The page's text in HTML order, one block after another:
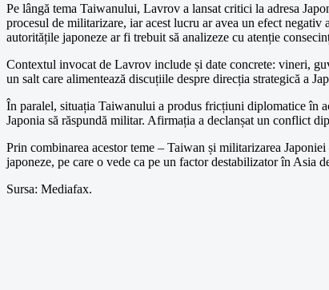
Pe lângă tema Taiwanului, Lavrov a lansat critici la adresa
procesul de militarizare, iar acest lucru ar avea un efect
autoritățile japoneze ar fi trebuit să analizeze cu atenție
Contextul invocat de Lavrov include și date concrete: vineri,
un salt care alimentează discuțiile despre direcția strategică a
În paralel, situația Taiwanului a produs fricțiuni diplomatice în
Japonia să răspundă militar. Afirmația a declanșat un conflict
Prin combinarea acestor teme – Taiwan și militarizarea
japoneze, pe care o vede ca pe un factor destabilizator în Asia
Sursa: Mediafax.